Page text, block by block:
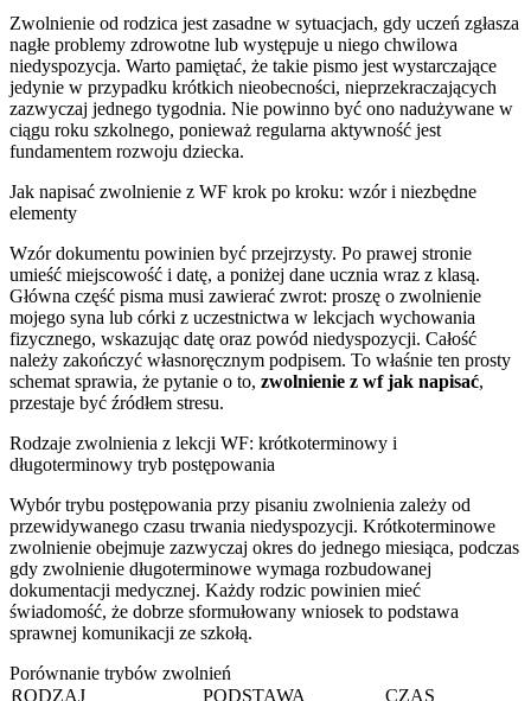
Zwolnienie od rodzica jest zasadne w sytuacjach, gdy uczeń zgłasza
nagłe problemy zdrowotne lub występuje u niego chwilowa
niedyspozycja. Warto pamiętać, że takie pismo jest wystarczające
jedynie w przypadku krótkich nieobecności, nieprzekraczających
zazwyczaj jednego tygodnia. Nie powinno być ono nadużywane w
ciągu roku szkolnego, ponieważ regularna aktywność jest
fundamentem rozwoju dziecka.
Jak napisać zwolnienie z WF krok po kroku: wzór i niezbędne
elementy
Wzór dokumentu powinien być przejrzysty. Po prawej stronie
umieść miejscowość i datę, a poniżej dane ucznia wraz z klasą.
Główna część pisma musi zawierać zwrot: proszę o zwolnienie
mojego syna lub córki z uczestnictwa w lekcjach wychowania
fizycznego, wskazując datę oraz powód niedyspozycji. Całość
należy zakończyć własnoręcznym podpisem. To właśnie ten prosty
schemat sprawia, że pytanie o to, zwolnienie z wf jak napisać,
przestaje być źródłem stresu.
Rodzaje zwolnienia z lekcji WF: krótkoterminowy i
długoterminowy tryb postępowania
Wybór trybu postępowania przy pisaniu zwolnienia zależy od
przewidywanego czasu trwania niedyspozycji. Krótkoterminowe
zwolnienie obejmuje zazwyczaj okres do jednego miesiąca, podczas
gdy zwolnienie długoterminowe wymaga rozbudowanej
dokumentacji medycznej. Każdy rodzic powinien mieć
świadomość, że dobrze sformułowany wniosek to podstawa
sprawnej komunikacji ze szkołą.
Porównanie trybów zwolnień
RODZAJ
PODSTAWA
CZAS